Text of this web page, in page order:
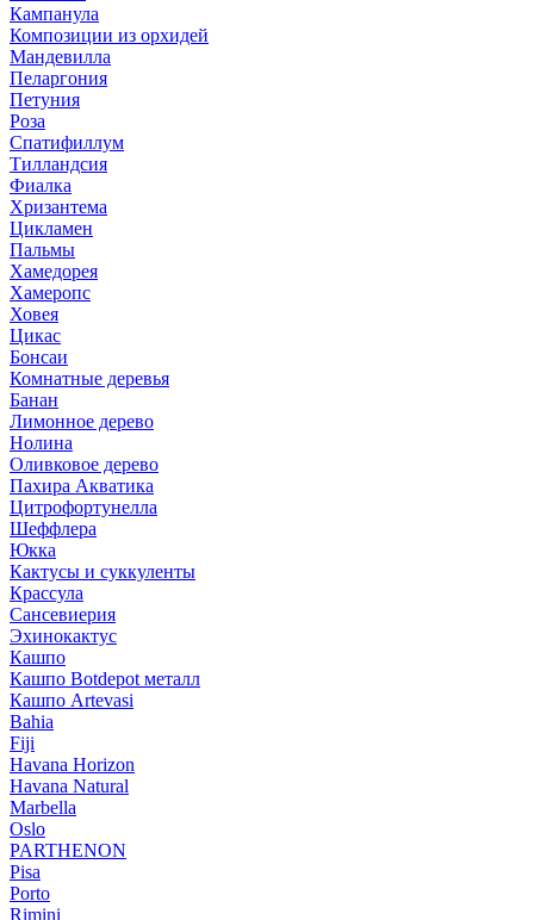
Кампанула
Композиции из орхидей
Мандевилла
Пеларгония
Петуния
Роза
Спатифиллум
Тилландсия
Фиалка
Хризантема
Цикламен
Пальмы
Хамедорея
Хамеропс
Ховея
Цикас
Бонсаи
Комнатные деревья
Банан
Лимонное дерево
Нолина
Оливковое дерево
Пахира Акватика
Цитрофортунелла
Шеффлера
Юкка
Кактусы и суккуленты
Крассула
Сансевиерия
Эхинокактус
Кашпо
Кашпо Botdepot металл
Кашпо Artevasi
Bahia
Fiji
Havana Horizon
Havana Natural
Marbella
Oslo
PARTHENON
Pisa
Porto
Rimini